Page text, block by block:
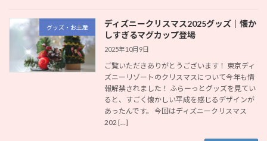
グッズ・お土産
ディズニークリスマス2025グッズ｜懐か
しすぎるマグカップ登場
2025年10月9日
ご覧いただきありがとうございます！ 東京ディ
ズニーリゾートのクリスマスについて今年も情
報解禁されました！ ふらーっとグッズを見てい
ると、すごく懐かしい平成を感じるデザインが
あったんです。 今回はディズニークリスマス
202 […]